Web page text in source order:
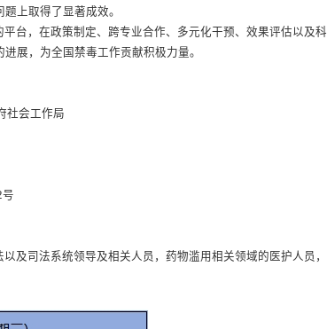
上取得了显著成效。
台，在政策制定、跨专业合作、多元化干预、效果评估以及科
展，为全国禁毒工作贡献积极力量。
社会工作局
号
及司法系统领导及相关人员，药物滥用相关领域的医护人员，